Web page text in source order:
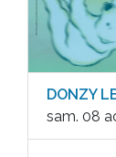
DONZY
sam. 08